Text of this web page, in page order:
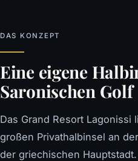
DAS KONZEPT
Eine eigene
Saronischen Golf
Das Grand Resort
großen Privathalbinsel an
der griechischen